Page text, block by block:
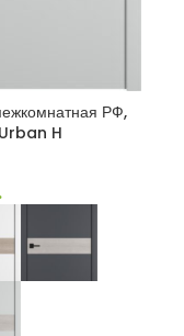
РФ,
H